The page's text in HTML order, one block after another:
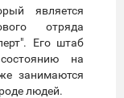
является
отряда
Его штаб
на
занимаются
людей.